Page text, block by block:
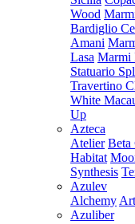
Wood
Bardiglio
Amani
Lasa Marmi
Statuario
Travertino
White
Up
Azteca
Atelier Beta
Habitat
Synthesis
Azulev
Alchemy
Azuliber